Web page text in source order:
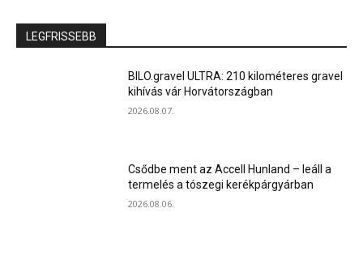
LEGFRISSEBB
BILO.gravel ULTRA: 210 kilométeres gravel
kihívás vár Horvátországban
2026.08.07.
Csődbe ment az Accell Hunland – leáll a
termelés a tószegi kerékpárgyárban
2026.08.06.